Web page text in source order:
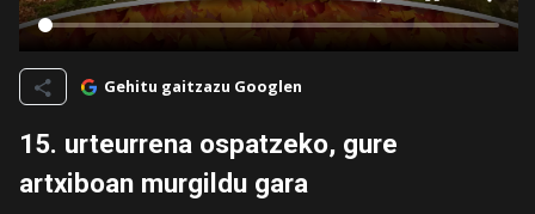
Gehitu gaitzazu Googlen
15. urteurrena ospatzeko, gure
artxiboan murgildu gara